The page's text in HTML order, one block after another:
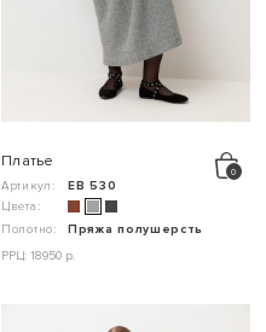
Платье
Артикул:
ЕВ 530
Цвета:
Полотно:
Пряжа полушерсть
РРЦ: 18950 р.